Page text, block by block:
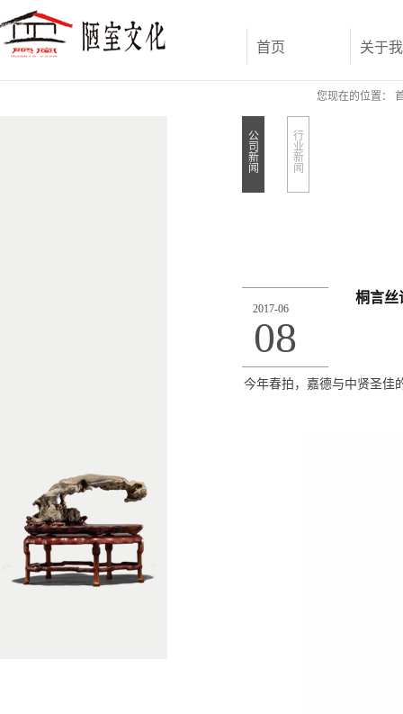
首页 关于
您现在的位置：
公
司
新
闻
行
业
新
闻
2017-06
08
桐言丝
今年春拍，嘉德与中贤圣佳